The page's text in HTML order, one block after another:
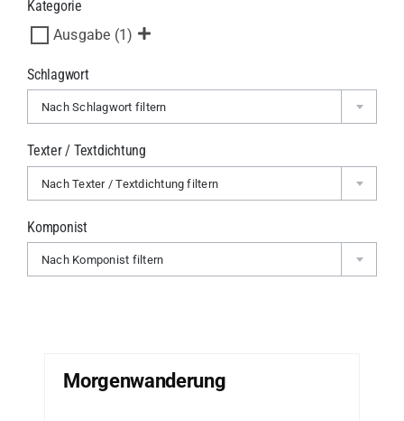
Morgenwanderung
Kategorie
Ausgabe (1)
Schlagwort
Nach Schlagwort filtern
Texter / Textdichtung
Nach Texter / Textdichtung filtern
Komponist
Nach Komponist filtern